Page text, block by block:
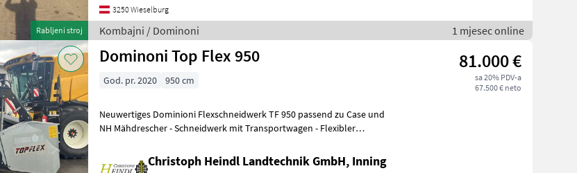
Rabljeni stroj
3250 Wieselburg
Kombajni / Dominoni 1 mjesec online
Dominoni Top Flex 950 81.000 €
sa 20% PDV-a
67.500 € neto
God. pr. 2020 950 cm
Neuwertiges Dominioni Flexschneidwerk TF 950 passend zu Case und
NH Mähdrescher - Schneidwerk mit Transportwagen - Flexibler
Christoph Heindl Landtechnik GmbH, Inning